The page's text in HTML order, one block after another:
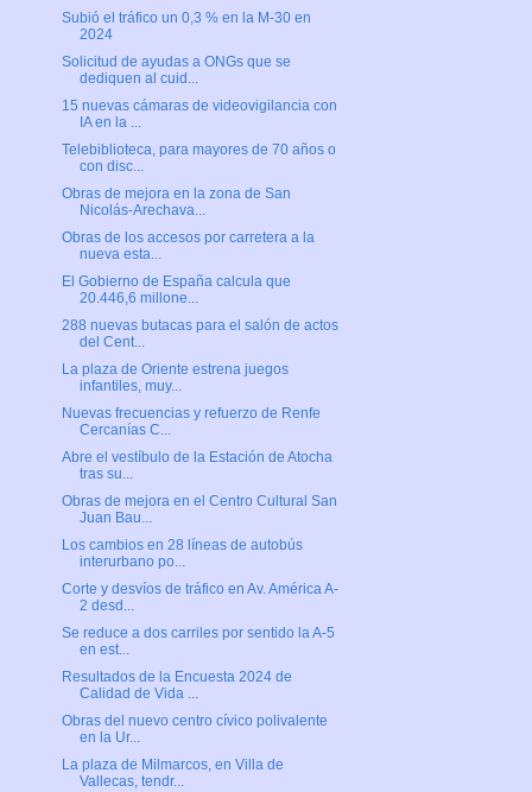
Subió el tráfico un 0,3 % en la M-30 en
2024
Solicitud de ayudas a ONGs que se
dediquen al cuid...
15 nuevas cámaras de videovigilancia con
IA en la ...
Telebiblioteca, para mayores de 70 años o
con disc...
Obras de mejora en la zona de San
Nicolás-Arechava...
Obras de los accesos por carretera a la
nueva esta...
El Gobierno de España calcula que
20.446,6 millone...
288 nuevas butacas para el salón de actos
del Cent...
La plaza de Oriente estrena juegos
infantiles, muy...
Nuevas frecuencias y refuerzo de Renfe
Cercanías C...
Abre el vestíbulo de la Estación de Atocha
tras su...
Obras de mejora en el Centro Cultural San
Juan Bau...
Los cambios en 28 líneas de autobús
interurbano po...
Corte y desvíos de tráfico en Av. América A-
2 desd...
Se reduce a dos carriles por sentido la A-5
en est...
Resultados de la Encuesta 2024 de
Calidad de Vida ...
Obras del nuevo centro cívico polivalente
en la Ur...
La plaza de Milmarcos, en Villa de
Vallecas, tendr...